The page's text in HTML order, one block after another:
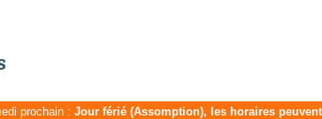
prochain : Jour férié (Assomption), les horaires